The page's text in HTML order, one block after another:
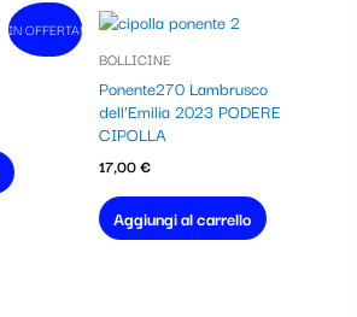
In vendita!
IN OFFERTA!
BOLLICINE
Ponente270 Lambrusco
dell’Emilia 2023 PODERE
CIPOLLA
17,00€
Aggiungi al carrello